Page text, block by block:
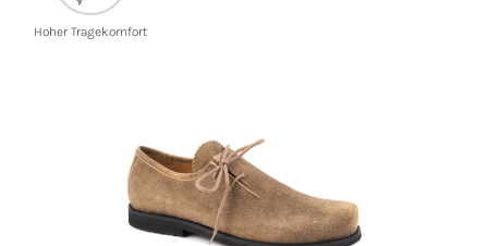
Hoher Tragekomfort